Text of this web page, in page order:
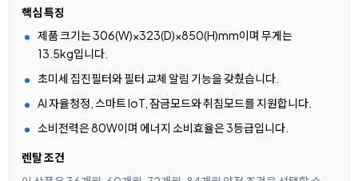
핵심 특징
제품 크기는 306(W)×323(D)×850(H)mm이며 무게는
13.5kg입니다.
초미세 집진필터와 필터 교체 알림 기능을 갖췄습니다.
AI 자율청정, 스마트 IoT, 잠금모드와 취침모드를 지원합니다.
소비전력은 80W이며 에너지 소비효율은 3등급입니다.
렌탈 조건